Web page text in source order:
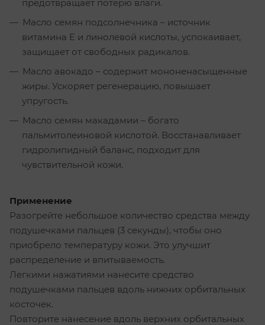
предотвращает потерю влаги.
Масло семян подсолнечника – источник
витамина Е и линолевой кислоты, успокаивает,
защищает от свободных радикалов.
Масло авокадо – содержит мононенасыщенные
жиры. Ускоряет регенерацию, повышает
упругость.
Масло семян макадамии – богато
пальмитолеиновой кислотой. Восстанавливает
гидролипидный баланс, подходит для
чувствительной кожи.
Применение
Разогрейте небольшое количество средства между
подушечками пальцев (3 секунды), чтобы оно
приобрело температуру кожи. Это улучшит
распределение и впитываемость.
Легкими нажатиями нанесите средство
подушечками пальцев вдоль нижних орбитальных
косточек.
Повторите нанесение вдоль верхних орбитальных